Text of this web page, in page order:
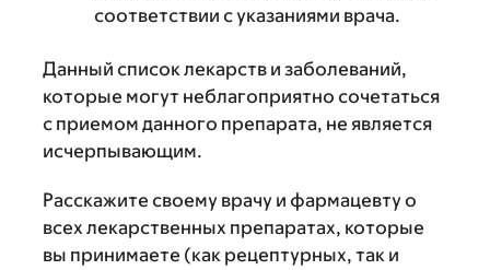
соответствии с указаниями врача.
Данный список лекарств и заболеваний,
которые могут неблагоприятно сочетаться
с приемом данного препарата, не является
исчерпывающим.
Расскажите своему врачу и фармацевту о
всех лекарственных препаратах, которые
вы принимаете (как рецептурных, так и